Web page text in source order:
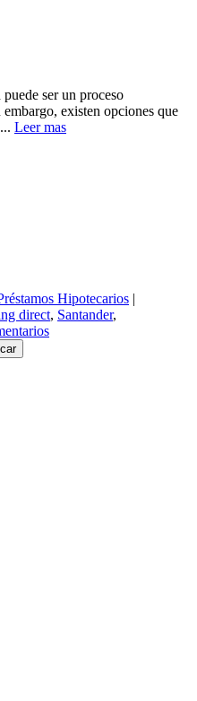
ser un proceso
existen opciones que
Leer mas
Hipotecarios |
direct, Santander,